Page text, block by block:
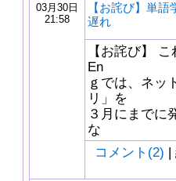
03月30日
21:58
【お詫び】単
遅れ
【お詫び】
En
ｇでは、ネッ
リ」を
３月にまでに
な
コメント(2) |